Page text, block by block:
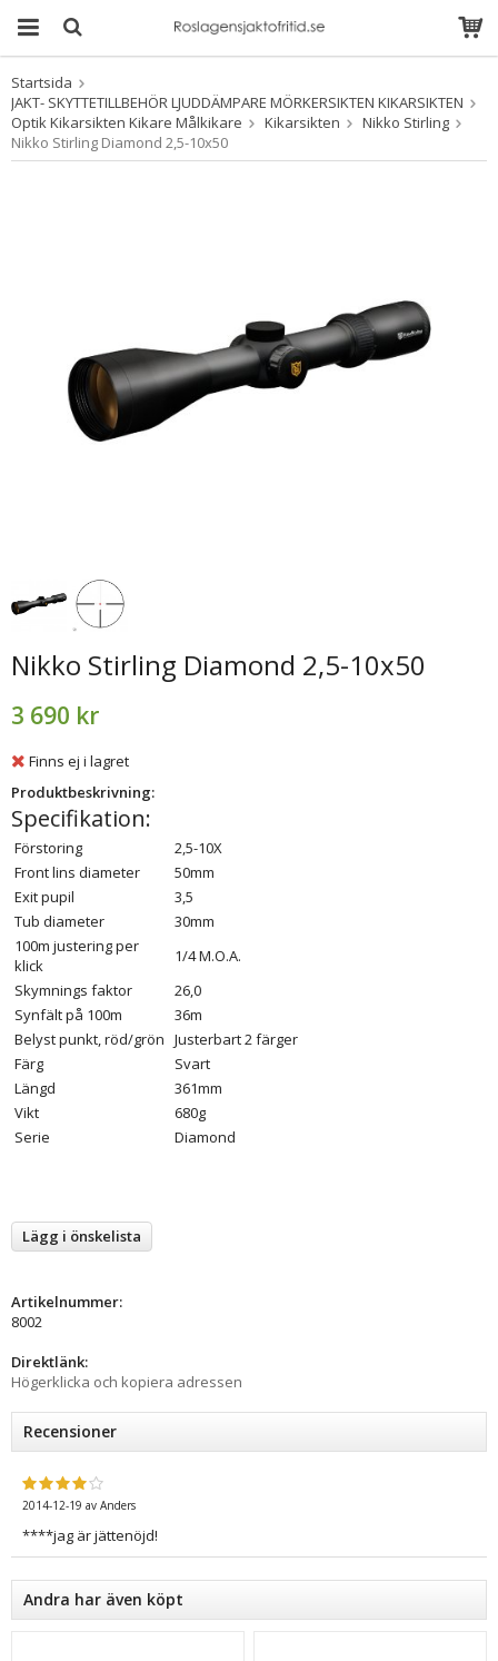
Produkten har blivit
tillagd i varukorgen
Startsida
JAKT- SKYTTETILLBEHÖR LJUDDÄMPARE MÖRKERSIKTEN KIKARSIKTEN
Optik Kikarsikten Kikare Målkikare
Kikarsikten
Nikko Stirling
Nikko Stirling Diamond 2,5-10x50
Nikko Stirling Diamond 2,5-10x50
3 690 kr
Finns ej i lagret
Produktbeskrivning:
Specifikation:
Förstoring
2,5-10X
Front lins diameter
50mm
Exit pupil
3,5
Tub diameter
30mm
100m justering per
klick
1/4 M.O.A.
Skymnings faktor
26,0
Synfält på 100m
36m
Belyst punkt, röd/grön Justerbart 2 färger
Färg
Svart
Längd
361mm
Vikt
680g
Serie
Diamond
Lägg i önskelista
Artikelnummer:
8002
Direktlänk:
Högerklicka och kopiera adressen
Recensioner
2014-12-19 av Anders
****jag är jättenöjd!
Andra har även köpt